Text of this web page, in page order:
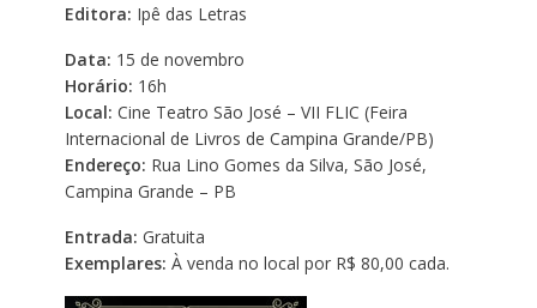
Editora: Ipê das Letras
Data: 15 de novembro
Horário: 16h
Local: Cine Teatro São José – VII FLIC (Feira
Internacional de Livros de Campina Grande/PB)
Endereço: Rua Lino Gomes da Silva, São José,
Campina Grande – PB
Entrada: Gratuita
Exemplares: À venda no local por R$ 80,00 cada.